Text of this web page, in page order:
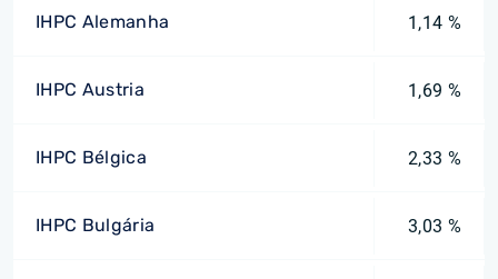
IHPC Alemanha 1,14 %
IHPC Austria 1,69 %
IHPC Bélgica 2,33 %
IHPC Bulgária 3,03 %